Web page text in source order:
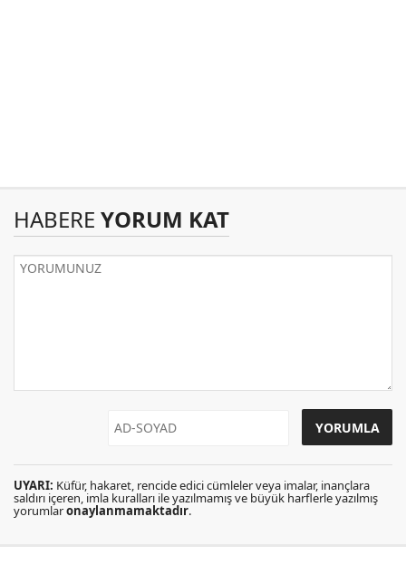
HABERE YORUM KAT
UYARI: Küfür, hakaret, rencide edici cümleler veya imalar, inançlara
saldırı içeren, imla kuralları ile yazılmamış ve büyük harflerle yazılmış
yorumlaronaylanmamaktadır.